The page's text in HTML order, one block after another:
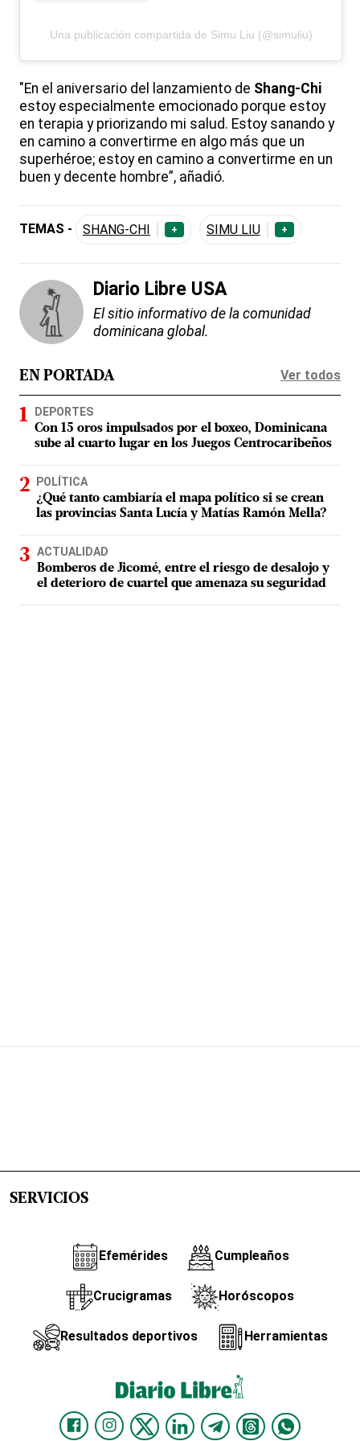
Una publicación compartida de Simu Liu (@simuliu)
"En el aniversario del lanzamiento de Shang-Chi
estoy especialmente emocionado porque estoy
en terapia y priorizando mi salud. Estoy sanando y
en camino a convertirme en algo más que un
superhéroe; estoy en camino a convertirme en un
buen y decente hombre”, añadió.
TEMAS - SHANG-CHI + SIMU LIU +
Diario Libre USA
El sitio informativo de la comunidad
dominicana global.
EN PORTADA Ver todos
DEPORTES
Con 15 oros impulsados por el boxeo, Dominicana
sube al cuarto lugar en los Juegos Centrocaribeños
POLÍTICA
¿Qué tanto cambiaría el mapa político si se crean
las provincias Santa Lucía y Matías Ramón Mella?
ACTUALIDAD
Bomberos de Jicomé, entre el riesgo de desalojo y
el deterioro de cuartel que amenaza su seguridad
SERVICIOS
Efemérides Cumpleaños
Crucigramas Horóscopos
Resultados deportivos Herramientas